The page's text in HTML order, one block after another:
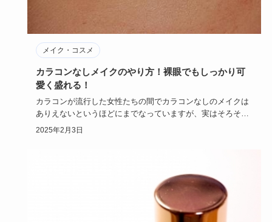
メイク・コスメ
カラコンなしメイクのやり方！裸眼でもしっかり可
愛く盛れる！
カラコンが流行した女性たちの間でカラコンなしのメイクは
ありえないというほどにまでなっていますが、実はそろそろ
カラコンをやめ…
2025年2月3日